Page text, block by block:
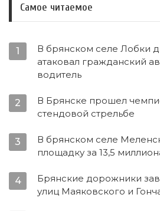
Самое читаемое
1
В брянском селе Лобки
атаковал гражданский
водитель
2
В Брянске прошел
стендовой стрельбе
3
В брянском селе
площадку за 13,5
4
Брянские дорожники
улиц Маяковского и